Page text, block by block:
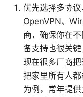
优先选择多协
OpenVPN、
商，确保你在
备支持也很关键
现在很多厂商
把家里所有人
为例，常年提